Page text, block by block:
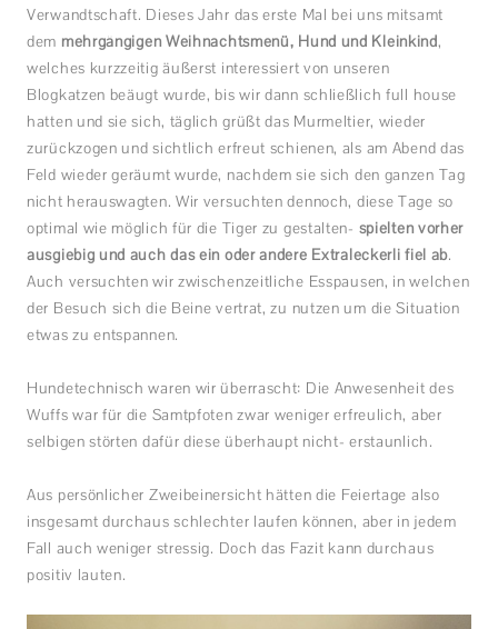
Verwandtschaft. Dieses Jahr das erste Mal bei uns mitsamt
dem mehrgängigen Weihnachtsmenü, Hund und Kleinkind,
welches kurzzeitig äußerst interessiert von unseren
Blogkatzen beäugt wurde, bis wir dann schließlich full house
hatten und sie sich, täglich grüßt das Murmeltier, wieder
zurückzogen und sichtlich erfreut schienen, als am Abend das
Feld wieder geräumt wurde, nachdem sie sich den ganzen Tag
nicht herauswagten. Wir versuchten dennoch, diese Tage so
optimal wie möglich für die Tiger zu gestalten- spielten vorher
ausgiebig und auch das ein oder andere Extraleckerli fiel ab.
Auch versuchten wir zwischenzeitliche Esspausen, in welchen
der Besuch sich die Beine vertrat, zu nutzen um die Situation
etwas zu entspannen.
Hundetechnisch waren wir überrascht: Die Anwesenheit des
Wuffs war für die Samtpfoten zwar weniger erfreulich, aber
selbigen störten dafür diese überhaupt nicht- erstaunlich.
Aus persönlicher Zweibeinersicht hätten die Feiertage also
insgesamt durchaus schlechter laufen können, aber in jedem
Fall auch weniger stressig. Doch das Fazit kann durchaus
positiv lauten.